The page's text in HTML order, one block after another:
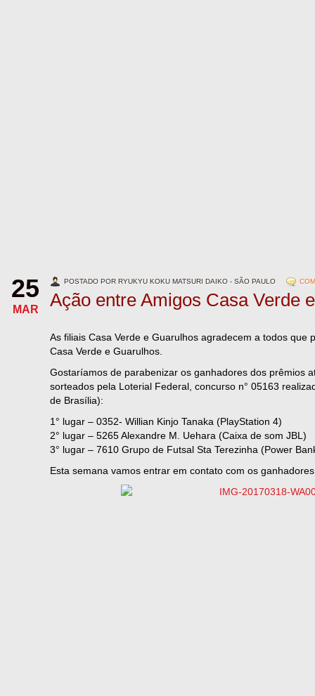
25
MAR
POSTADO POR RYUKYU KOKU MATSURI DAIKO - SÃO PAULO
Ação entre Amigos Casa Verde
As filiais Casa Verde e Guarulhos agradecem a todos que
Casa Verde e Guarulhos.
Gostaríamos de parabenizar os ganhadores dos prêmios
sorteados pela Loterial Federal, concurso n° 05163
de Brasília):
1° lugar – 0352- Willian Kinjo Tanaka (PlayStation 4)
2° lugar – 5265 Alexandre M. Uehara (Caixa de som JBL)
3° lugar – 7610 Grupo de Futsal Sta Terezinha (Power
Esta semana vamos entrar em contato com os